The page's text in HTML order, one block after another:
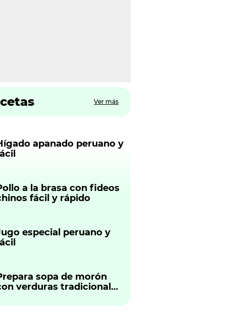
Ver más
apanado peruano y
a la brasa con fideos
fácil y rápido
especial peruano y
sopa de morón
verduras tradicional